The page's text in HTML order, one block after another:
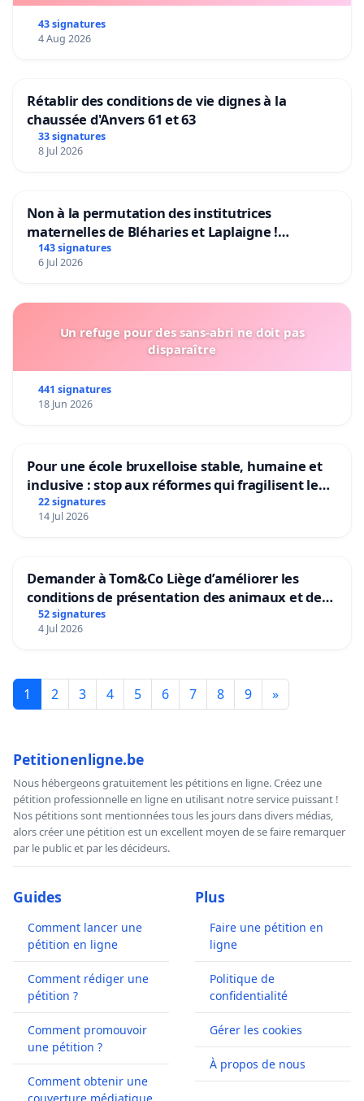
43 signatures
4 Aug 2026
Rétablir des conditions de vie dignes à la
chaussée d'Anvers 61 et 63
33 signatures
8 Jul 2026
Non à la permutation des institutrices
maternelles de Bléharies et Laplaigne !
Préservons la stabilité de nos enfants.
143 signatures
6 Jul 2026
Un refuge pour des sans-abri ne doit pas
disparaître
441 signatures
18 Jun 2026
Pour une école bruxelloise stable, humaine et
inclusive : stop aux réformes qui fragilisent le
primaire
22 signatures
14 Jul 2026
Demander à Tom&Co Liège d’améliorer les
conditions de présentation des animaux et de
mettre fin à la vente d’animaux en magasin
52 signatures
4 Jul 2026
1 2 3 4 5 6 7 8 9 »
Petitionenligne.be
Nous hébergeons gratuitement les pétitions en ligne. Créez une
pétition professionnelle en ligne en utilisant notre service puissant !
Nos pétitions sont mentionnées tous les jours dans divers médias,
alors créer une pétition est un excellent moyen de se faire remarquer
par le public et par les décideurs.
Guides
Comment lancer une
pétition en ligne
Comment rédiger une
pétition ?
Comment promouvoir
une pétition ?
Comment obtenir une
Plus
Faire une pétition en
ligne
Politique de
confidentialité
Gérer les cookies
À propos de nous